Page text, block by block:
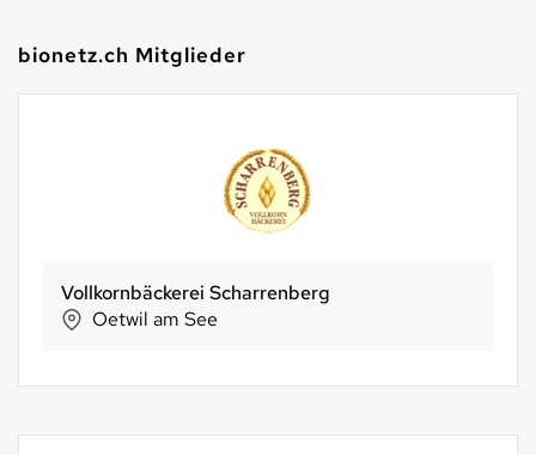
bionetz.ch Mitglieder
Vollkornbäckerei Scharrenberg
Oetwil am See